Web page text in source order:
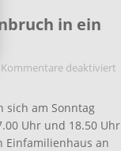
in ein
Kommentare deaktiviert
sich am Sonntag
Uhr und 18.50 Uhr
an